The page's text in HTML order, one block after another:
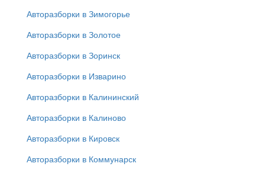
Авторазборки в Зимогорье
Авторазборки в Золотое
Авторазборки в Зоринск
Авторазборки в Изварино
Авторазборки в Калининский
Авторазборки в Калиново
Авторазборки в Кировск
Авторазборки в Коммунарск